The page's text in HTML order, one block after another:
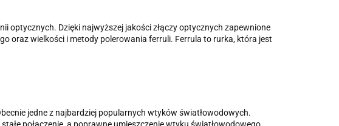
optycznych. Dzięki najwyższej jakości złączy optycznych zapewnione
oraz wielkości i metody polerowania ferruli. Ferrula to rurka, która jest
jedne z najbardziej popularnych wtyków światłowodowych.
połączenie, a poprawne umieszczenie wtyku światłowodowego